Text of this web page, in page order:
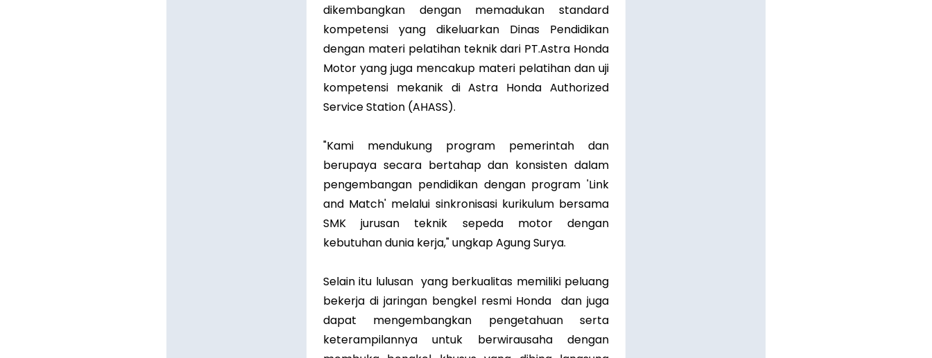
dikembangkan dengan memadukan standard
kompetensi yang dikeluarkan Dinas Pendidikan
dengan materi pelatihan teknik dari PT.Astra Honda
Motor yang juga mencakup materi pelatihan dan uji
kompetensi mekanik di Astra Honda Authorized
Service Station (AHASS).
"Kami mendukung program pemerintah dan
berupaya secara bertahap dan konsisten dalam
pengembangan pendidikan dengan program 'Link
and Match' melalui sinkronisasi kurikulum bersama
SMK jurusan teknik sepeda motor dengan
kebutuhan dunia kerja," ungkap Agung Surya.
Selain itu lulusan yang berkualitas memiliki peluang
bekerja di jaringan bengkel resmi Honda dan juga
dapat mengembangkan pengetahuan serta
keterampilannya untuk berwirausaha dengan